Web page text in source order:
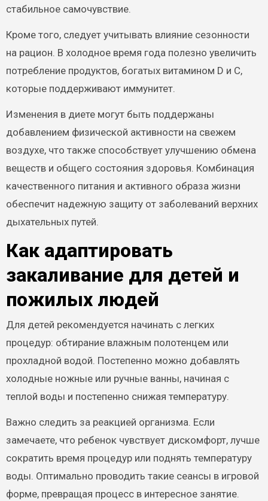
стабильное самочувствие.
Кроме того, следует учитывать влияние сезонности
на рацион. В холодное время года полезно увеличить
потребление продуктов, богатых витамином D и C,
которые поддерживают иммунитет.
Изменения в диете могут быть поддержаны
добавлением физической активности на свежем
воздухе, что также способствует улучшению обмена
веществ и общего состояния здоровья. Комбинация
качественного питания и активного образа жизни
обеспечит надежную защиту от заболеваний верхних
дыхательных путей.
Как адаптировать
закаливание для детей и
пожилых людей
Для детей рекомендуется начинать с легких
процедур: обтирание влажным полотенцем или
прохладной водой. Постепенно можно добавлять
холодные ножные или ручные ванны, начиная с
теплой воды и постепенно снижая температуру.
Важно следить за реакцией организма. Если
замечаете, что ребенок чувствует дискомфорт, лучше
сократить время процедур или поднять температуру
воды. Оптимально проводить такие сеансы в игровой
форме, превращая процесс в интересное занятие.